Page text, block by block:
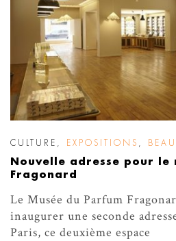
CULTURE EXPOSITIONS
Nouvelle adresse pour le
Fragonard
Le Musée du Parfum
inaugurer une seconde
Paris, ce deuxième espace